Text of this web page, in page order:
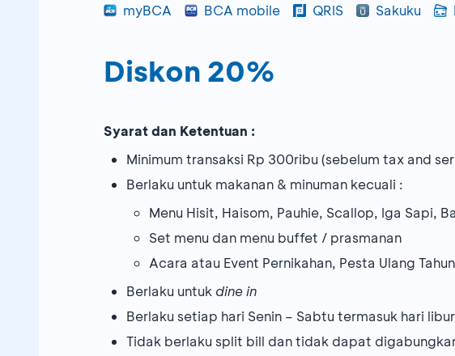
myBCA BCA mobile QRIS Sakuku
Diskon 20%
Syarat dan Ketentuan :
Minimum transaksi Rp 300ribu (sebelum tax and
Berlaku untuk makanan & minuman kecuali :
Menu Hisit, Haisom, Pauhie, Scallop, Iga Sapi,
Set menu dan menu buffet / prasmanan
Acara atau Event Pernikahan, Pesta Ulang
Berlaku untuk dine in
Berlaku setiap hari Senin – Sabtu termasuk hari
Tidak berlaku split bill dan tidak dapat